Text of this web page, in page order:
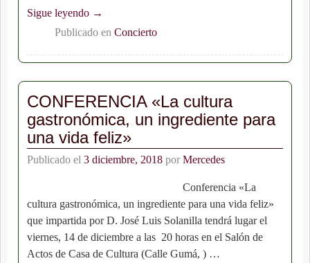
Sigue leyendo →
Publicado en Concierto
CONFERENCIA «La cultura
gastronómica, un ingrediente para
una vida feliz»
Publicado el 3 diciembre, 2018 por Mercedes
Conferencia «La
cultura gastronómica, un ingrediente para una vida feliz»
que impartida por D. José Luis Solanilla tendrá lugar el
viernes, 14 de diciembre a las 20 horas en el Salón de
Actos de Casa de Cultura (Calle Gumá, ) …